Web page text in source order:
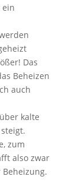
ein
Das
Beheizen
auch
kalte
zum
also zwar